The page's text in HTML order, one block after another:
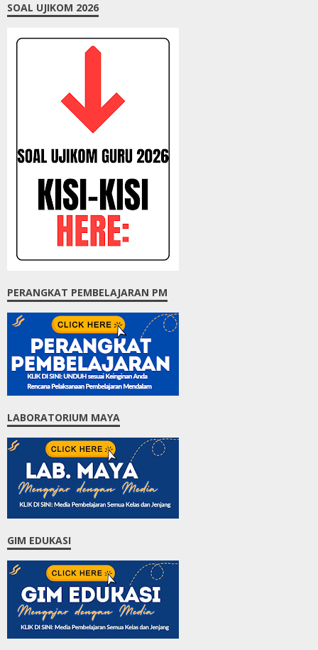
SOAL UJIKOM 2026
PERANGKAT PEMBELAJARAN PM
LABORATORIUM MAYA
GIM EDUKASI